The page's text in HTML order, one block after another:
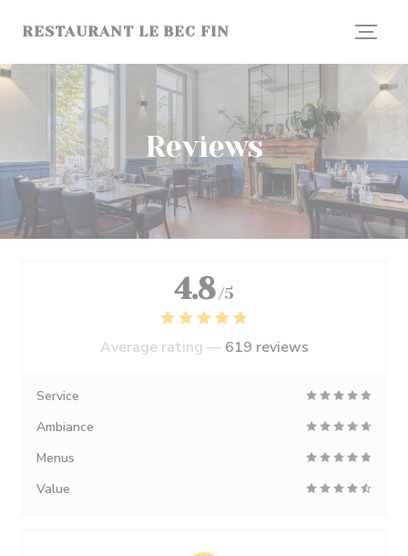
RESTAURANT LE BEC FIN
Reviews
4.8 /5
Average rating — 619 reviews
Service
Ambiance
Menus
Value